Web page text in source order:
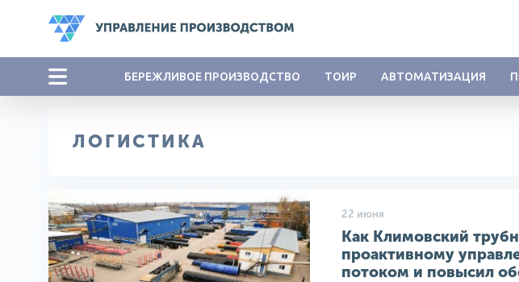
БЕРЕЖЛИВОЕ ПРОИЗВОДСТВО ТОИР АВТОМАТИЗАЦИЯ
ЛОГИСТИКА
22 июня
Как Климовский
проактивному
потоком и повысил